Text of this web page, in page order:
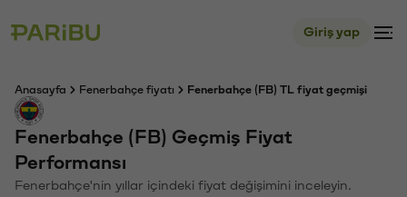
Giriş yap
Anasayfa Fenerbahçe fiyatı Fenerbahçe (FB) TL fiyat geçmişi
Fenerbahçe (FB) Geçmiş Fiyat
Performansı
Fenerbahçe'nin yıllar içindeki fiyat değişimini inceleyin.